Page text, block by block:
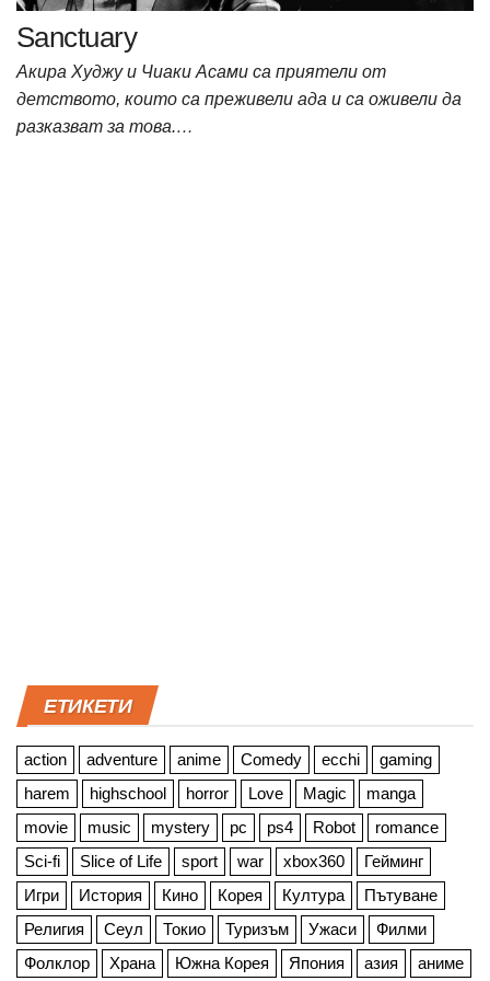
Sanctuary
Акира Худжу и Чиаки Асами са приятели от
детството, които са преживели ада и са оживели да
разказват за това.…
ЕТИКЕТИ
action adventure anime Comedy ecchi
gaming
harem
highschool horror Love Magic
manga
movie
music mystery pc ps4 Robot
romance
Sci-fi
Slice of Life sport war xbox360
Гейминг
Игри
История Кино Корея Култура
Пътуване
Религия
Сеул Токио Туризъм Ужаси
Филми
Фолклор
Храна Южна Корея Япония азия аниме